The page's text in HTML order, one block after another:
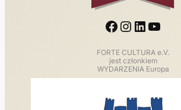
Facebook Instagram LinkedIn YouTube
FORTE CULTURA e.V.
jest członkiem
WYDARZENIA Europa